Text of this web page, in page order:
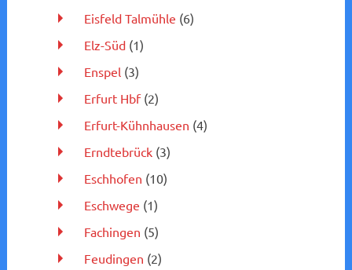
Eisfeld Talmühle (6)
Elz-Süd(1)
Enspel (3)
Erfurt Hbf(2)
Erfurt-Kühnhausen (4)
Erndtebrück(3)
Eschhofen (10)
Eschwege (1)
Fachingen (5)
Feudingen (2)